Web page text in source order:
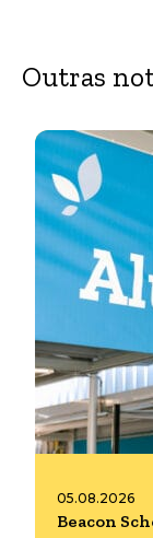
Outras
05.08.2026
Beacon